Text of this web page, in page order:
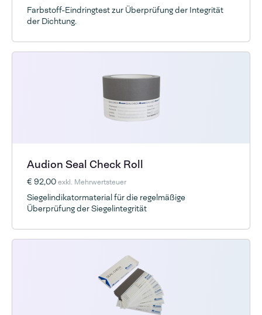
Farbstoff-Eindringtest zur Überprüfung der Integrität
der Dichtung.
Audion Seal Check Roll
€ 92,00exkl. Mehrwertsteuer
Siegelindikatormaterial für die regelmäßige
Überprüfung der Siegelintegrität